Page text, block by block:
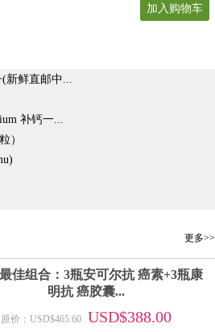
加入购物车
新鲜直邮中...
补钙一...
）
更多>>
佳组合：3瓶安可尔抗 癌素+3瓶康
明抗 癌胶囊...
原价：USD$465.60 USD$388.00